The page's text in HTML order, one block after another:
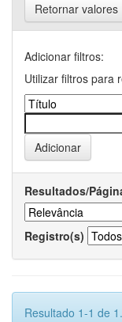
Retornar valores
Adicionar filtros:
Utilizar filtros para
Resultados/
Registro(s)
Resultado 1-1 de 1.